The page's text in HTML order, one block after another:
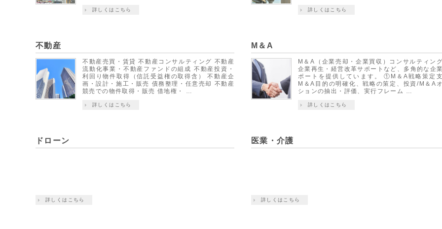
詳しくはこちら 詳しくはこちら
不動産
不動産売買・賃貸 不動産コンサルティング 不動産
流動化事業・不動産ファンドの組成 不動産投資・
利回り物件取得（信託受益権の取得含） 不動産企
画・設計・施工・販売 債務整理・任意売却 不動産
競売での物件取得・販売 借地権・ …
詳しくはこちら
M＆A
M＆A（企業売却・企業買収）コンサルティング
企業再生・経営改革サポートなど、多角的な企
ポートを提供しています。 ①M＆A戦略策定
M＆A目的の明確化、戦略の策定、投資/M＆A
ションの抽出・評価、実行フレーム …
詳しくはこちら
ドローン
詳しくはこちら
医業・介護
詳しくはこちら